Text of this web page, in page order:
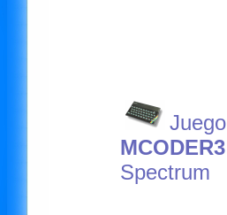
Juego
MCODER3
Spectrum